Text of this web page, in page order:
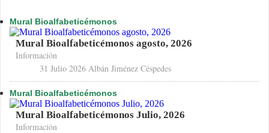
Mural Bioalfabeticémonos
Mural Bioalfabeticémonos agosto, 2026
Información
31 Julio 2026 Albán Jiménez Céspedes
Mural Bioalfabeticémonos
Mural Bioalfabeticémonos Julio, 2026
Información